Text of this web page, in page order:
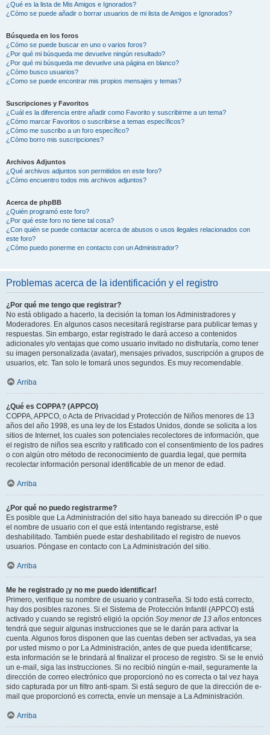
¿Qué es la lista de Mis Amigos e Ignorados?
¿Cómo se puede añadir o borrar usuarios de mi lista de Amigos e Ignorados?
Búsqueda en los foros
¿Cómo se puede buscar en uno o varios foros?
¿Por qué mi búsqueda me devuelve ningún resultado?
¿Por qué mi búsqueda me devuelve una página en blanco?
¿Cómo busco usuarios?
¿Como se puede encontrar mis propios mensajes y temas?
Suscripciones y Favoritos
¿Cuál es la diferencia entre añadir como Favorito y suscribirme a un tema?
¿Cómo marcar Favoritos o suscribirse a temas específicos?
¿Cómo me suscribo a un foro específico?
¿Cómo borro mis suscripciones?
Archivos Adjuntos
¿Qué archivos adjuntos son permitidos en este foro?
¿Cómo encuentro todos mis archivos adjuntos?
Acerca de phpBB
¿Quién programó este foro?
¿Por qué este foro no tiene tal cosa?
¿Con quién se puede contactar acerca de abusos o usos ilegales relacionados con
este foro?
¿Cómo puedo ponerme en contacto con un Administrador?
Problemas acerca de la identificación y el registro
¿Por qué me tengo que registrar?
No está obligado a hacerlo, la decisión la toman los Administradores y
Moderadores. En algunos casos necesitará registrarse para publicar temas y
respuestas. Sin embargo, estar registrado le dará acceso a contenidos
adicionales y/o ventajas que como usuario invitado no disfrutaría, como tener
su imagen personalizada (avatar), mensajes privados, suscripción a grupos de
usuarios, etc. Tan solo le tomará unos segundos. Es muy recomendable.
Arriba
¿Qué es COPPA? (APPCO)
COPPA, APPCO, o Acta de Privacidad y Protección de Niños menores de 13
años del año 1998, es una ley de los Estados Unidos, donde se solicita a los
sitios de Internet, los cuales son potenciales recolectores de información, que
el registro de niños sea escrito y ratificado con el consentimiento de los padres
o con algún otro método de reconocimiento de guardia legal, que permita
recolectar información personal identificable de un menor de edad.
Arriba
¿Por qué no puedo registrarme?
Es posible que La Administración del sitio haya baneado su dirección IP o que
el nombre de usuario con el que está intentando registrarse, esté
deshabilitado. También puede estar deshabilitado el registro de nuevos
usuarios. Póngase en contacto con La Administración del sitio.
Arriba
Me he registrado ¡y no me puedo identificar!
Primero, verifique su nombre de usuario y contraseña. Si todo está correcto,
hay dos posibles razones. Si el Sistema de Protección Infantil (APPCO) está
activado y cuando se registró eligió la opción Soy menor de 13 años entonces
tendrá que seguir algunas instrucciones que se le darán para activar la
cuenta. Algunos foros disponen que las cuentas deben ser activadas, ya sea
por usted mismo o por La Administración, antes de que pueda identificarse;
esta información se le brindará al finalizar el proceso de registro. Si se le envió
un e-mail, siga las instrucciones. Si no recibió ningún e-mail, seguramente la
dirección de correo electrónico que proporcionó no es correcta o tal vez haya
sido capturada por un filtro anti-spam. Si está seguro de que la dirección de e-
mail que proporcionó es correcta, envíe un mensaje a La Administración.
Arriba